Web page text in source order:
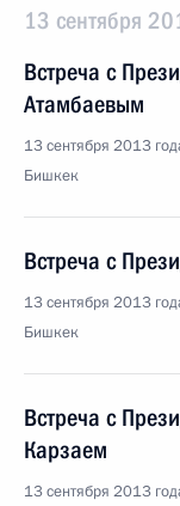
13 сентября
Встреча с
Атамбаевым
13 сентября 2013
Бишкек
Встреча с
13 сентября 2013
Бишкек
Встреча с
Карзаем
13 сентября 2013